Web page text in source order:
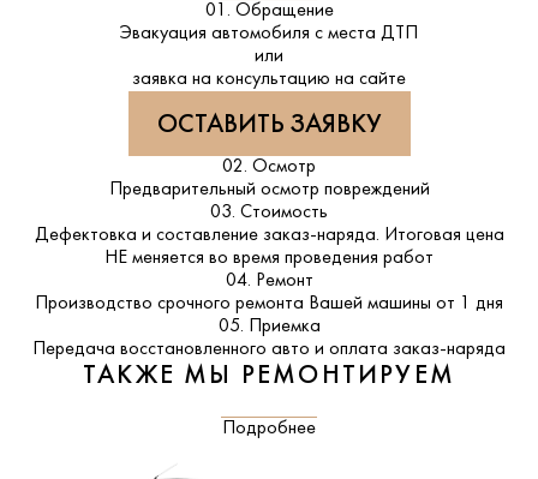
01. Обращение
Эвакуация автомобиля с места ДТП
или
заявка на консультацию на сайте
ОСТАВИТЬ ЗАЯВКУ
02. Осмотр
Предварительный осмотр повреждений
03. Стоимость
Дефектовка и составление заказ-наряда. Итоговая цена
НЕ меняется во время проведения работ
04. Ремонт
Производство срочного ремонта Вашей машины от 1 дня
05. Приемка
Передача восстановленного авто и оплата заказ-наряда
ТАКЖЕ МЫ РЕМОНТИРУЕМ
Подробнее